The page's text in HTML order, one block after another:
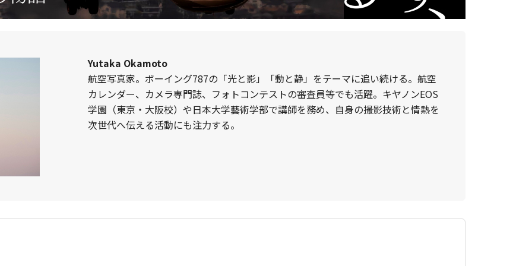
Yutaka Okamoto
航空写真家。ボーイング787の「光と影」「動と静」をテーマに追い続ける。航空
カレンダー、カメラ専門誌、フォトコンテストの審査員等でも活躍。キヤノンEOS
学園（東京・大阪校）や日本大学藝術学部で講師を務め、自身の撮影技術と情熱を
次世代へ伝える活動にも注力する。